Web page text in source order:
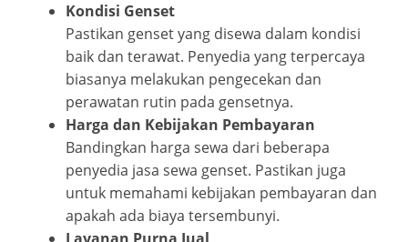
Kondisi Genset
Pastikan genset yang disewa dalam kondisi
baik dan terawat. Penyedia yang terpercaya
biasanya melakukan pengecekan dan
perawatan rutin pada gensetnya.
Harga dan Kebijakan Pembayaran
Bandingkan harga sewa dari beberapa
penyedia jasa sewa genset. Pastikan juga
untuk memahami kebijakan pembayaran dan
apakah ada biaya tersembunyi.